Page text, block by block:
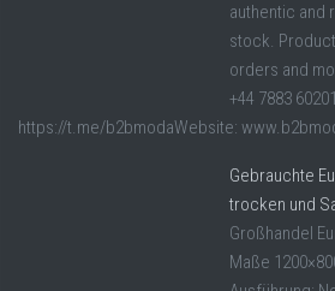
authentic and
stock.
orders and
+44 7883
https://t.me/b2bmodaWebsite:
Gebrauchte
trocken und
Großhandel
Maße